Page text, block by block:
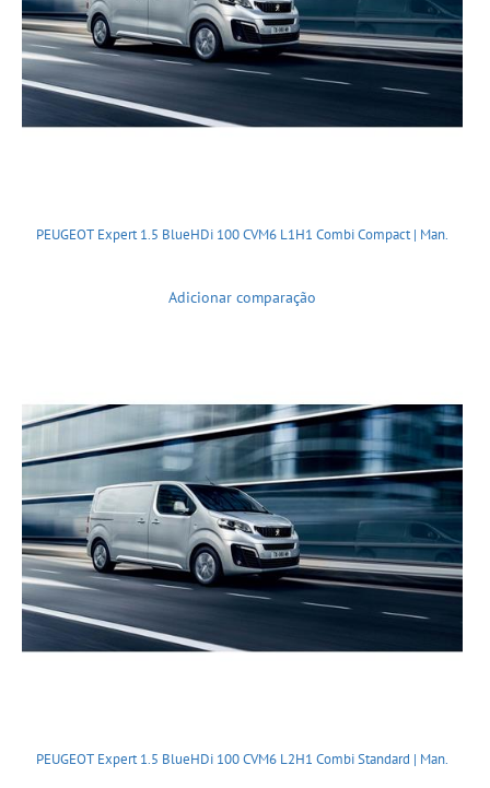
PEUGEOT Expert 1.5 BlueHDi 100 CVM6 L1H1 Combi Compact | Man.
Adicionar comparação
PEUGEOT Expert 1.5 BlueHDi 100 CVM6 L2H1 Combi Standard | Man.